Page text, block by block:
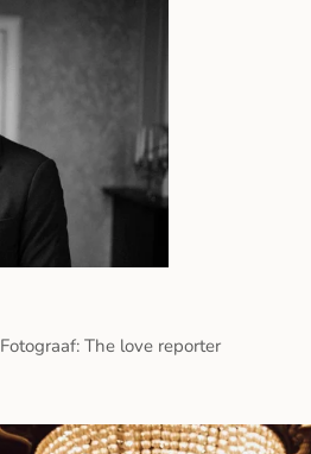
Fotograaf: The love reporter